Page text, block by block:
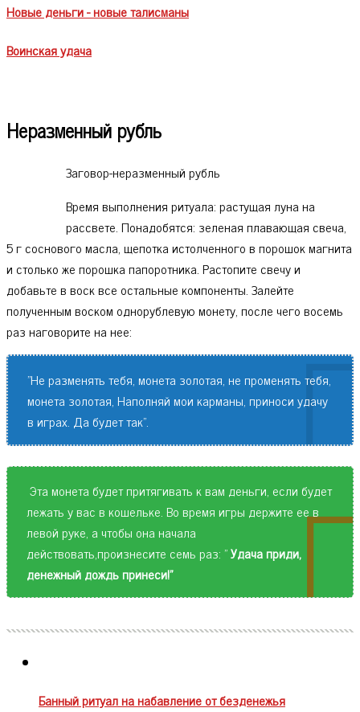
Новые деньги - новые талисманы
Воинская удача
Неразменный рубль
Заговор-неразменный рубль
Время выполнения ритуала: растущая луна на
рассвете. Понадобятся: зеленая плавающая свеча,
5 г соснового масла, щепотка истолченного в порошок магнита
и столько же порошка папоротника. Растопите свечу и
добавьте в воск все остальные компоненты. Залейте
полученным воском однорублевую монету, после чего восемь
раз наговорите на нее:
"Не разменять тебя, монета золотая, не променять тебя,
монета золотая, Наполняй мои карманы, приноси удачу
в играх. Да будет так".
Эта монета будет притягивать к вам деньги, если будет
лежать у вас в кошельке. Во время игры держите ее в
левой руке, а чтобы она начала
действовать,произнесите семь раз: "Удача приди,
денежный дождь принеси!"
Банный ритуал на набавление от безденежья